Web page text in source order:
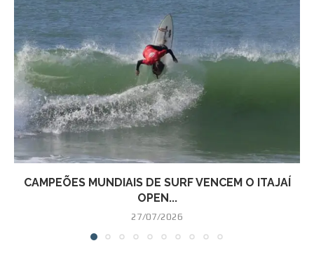
CAMPEÕES MUNDIAIS DE SURF VENCEM O ITAJAÍ
OPEN...
27/07/2026